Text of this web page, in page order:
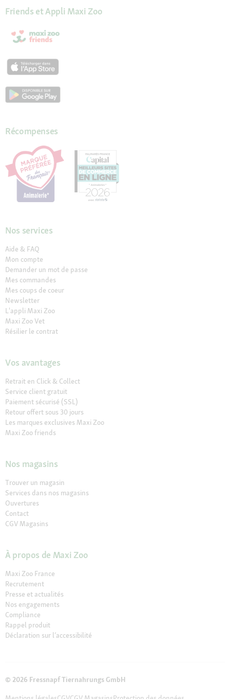
Friends et Appli Maxi Zoo
Récompenses
Nos services
Aide & FAQ
Mon compte
Demander un mot de passe
Mes commandes
Mes coups de coeur
Newsletter
L'appli Maxi Zoo
Maxi Zoo Vet
Résilier le contrat
Vos avantages
Retrait en Click & Collect
Service client gratuit
Paiement sécurisé (SSL)
Retour offert sous 30 jours
Les marques exclusives Maxi Zoo
Maxi Zoo friends
Nos magasins
Trouver un magasin
Services dans nos magasins
Ouvertures
Contact
CGV Magasins
À propos de Maxi Zoo
Maxi Zoo France
Recrutement
Presse et actualités
Nos engagements
Compliance
Rappel produit
Déclaration sur l’accessibilité
© 2026 Fressnapf Tiernahrungs GmbH